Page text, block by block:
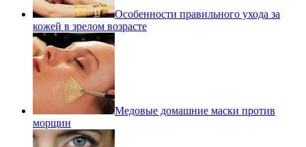
Особенности правильного ухода за
кожей в зрелом возрасте
Медовые домашние маски против
морщин